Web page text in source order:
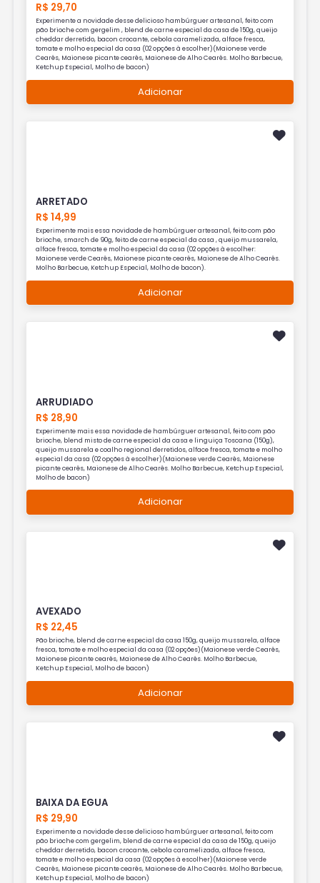
R$ 29,70
Experimente a novidade desse delicioso hambúrguer artesanal, feito com
pão brioche com gergelim , blend de carne especial da casa de 150g, queijo
cheddar derretido, bacon crocante, cebola caramelizada, alface fresca,
tomate e molho especial da casa (02 opções à escolher)(Maionese verde
Cearês, Maionese picante cearês, Maionese de Alho Cearês. Molho Barbecue,
Ketchup Especial, Molho de bacon)
Adicionar
ARRETADO
R$ 14,99
Experimente mais essa novidade de hambúrguer artesanal, feito com pão
brioche, smarch de 90g, feito de carne especial da casa , queijo mussarela,
alface fresca, tomate e molho especial da casa (02 opções à escolher:
Maionese verde Cearês, Maionese picante cearês, Maionese de Alho Cearês.
Molho Barbecue, Ketchup Especial, Molho de bacon).
Adicionar
ARRUDIADO
R$ 28,90
Experimente mais essa novidade de hambúrguer artesanal, feito com pão
brioche, blend misto de carne especial da casa e linguiça Toscana (150g),
queijo mussarela e coalho regional derretidos, alface fresca, tomate e molho
especial da casa (02 opções à escolher)(Maionese verde Cearês, Maionese
picante cearês, Maionese de Alho Cearês. Molho Barbecue, Ketchup Especial,
Molho de bacon)
Adicionar
AVEXADO
R$ 22,45
Pão brioche, blend de carne especial da casa 150g, queijo mussarela, alface
fresca, tomate e molho especial da casa (02 opções)(Maionese verde Cearês,
Maionese picante cearês, Maionese de Alho Cearês. Molho Barbecue,
Ketchup Especial, Molho de bacon)
Adicionar
BAIXA DA EGUA
R$ 29,90
Experimente a novidade desse delicioso hambúrguer artesanal, feito com
pão brioche com gergelim, blend de carne especial da casa de 150g, queijo
cheddar derretido, bacon crocante, cebola caramelizada, alface fresca,
tomate e molho especial da casa (02 opções à escolher)(Maionese verde
Cearês, Maionese picante cearês, Maionese de Alho Cearês. Molho Barbecue,
Ketchup Especial, Molho de bacon)